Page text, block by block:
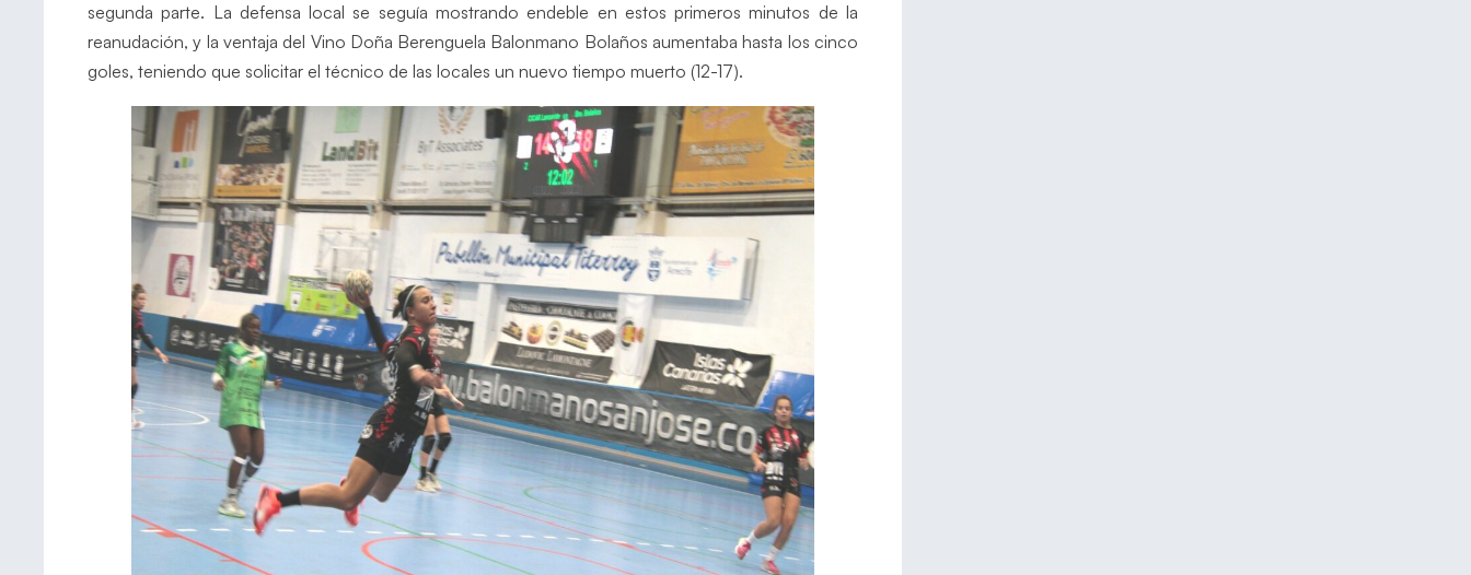
segunda parte. La defensa local se seguía mostrando endeble en estos primeros minutos de la
reanudación, y la ventaja del Vino Doña Berenguela Balonmano Bolaños aumentaba hasta los cinco
goles, teniendo que solicitar el técnico de las locales un nuevo tiempo muerto (12-17).